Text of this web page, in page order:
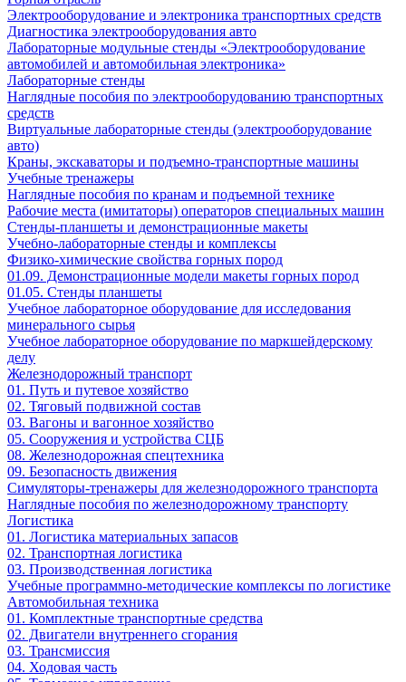
Электрооборудование и электроника транспортных средств
Диагностика электрооборудования авто
Лабораторные модульные стенды «Электрооборудование
автомобилей и автомобильная электроника»
Лабораторные стенды
Наглядные пособия по электрооборудованию транспортных
средств
Виртуальные лабораторные стенды (электрооборудование
авто)
Краны, экскаваторы и подъемно-транспортные машины
Учебные тренажеры
Наглядные пособия по кранам и подъемной технике
Рабочие места (имитаторы) операторов специальных машин
Стенды-планшеты и демонстрационные макеты
Учебно-лабораторные стенды и комплексы
Физико-химические свойства горных пород
01.09. Демонстрационные модели макеты горных пород
01.05. Стенды планшеты
Учебное лабораторное оборудование для исследования
минерального сырья
Учебное лабораторное оборудование по маркшейдерскому
делу
Железнодорожный транспорт
01. Путь и путевое хозяйство
02. Тяговый подвижной состав
03. Вагоны и вагонное хозяйство
05. Сооружения и устройства СЦБ
08. Железнодорожная спецтехника
09. Безопасность движения
Симуляторы-тренажеры для железнодорожного транспорта
Наглядные пособия по железнодорожному транспорту
Логистика
01. Логистика материальных запасов
02. Транспортная логистика
03. Производственная логистика
Учебные программно-методические комплексы по логистике
Автомобильная техника
01. Комплектные транспортные средства
02. Двигатели внутреннего сгорания
03. Трансмиссия
04. Ходовая часть